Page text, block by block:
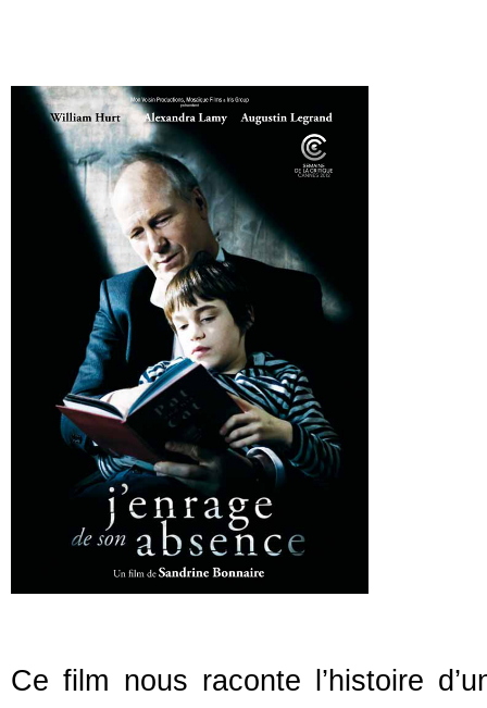
Ce film nous raconte l’histoire